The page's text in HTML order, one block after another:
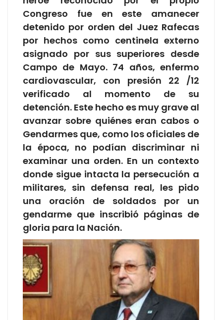
Congreso fue en este amanecer
detenido por orden del Juez Rafecas
por hechos como centinela externo
asignado por sus superiores desde
Campo de Mayo. 74 años, enfermo
cardiovascular, con presión 22 /12
verificado al momento de su
detención. Este hecho es muy grave al
avanzar sobre quiénes eran cabos o
Gendarmes que, como los oficiales de
la época, no podían discriminar ni
examinar una orden. En un contexto
donde sigue intacta la persecución a
militares, sin defensa real, les pido
una oración de soldados por un
gendarme que inscribió páginas de
gloria para la Nación.